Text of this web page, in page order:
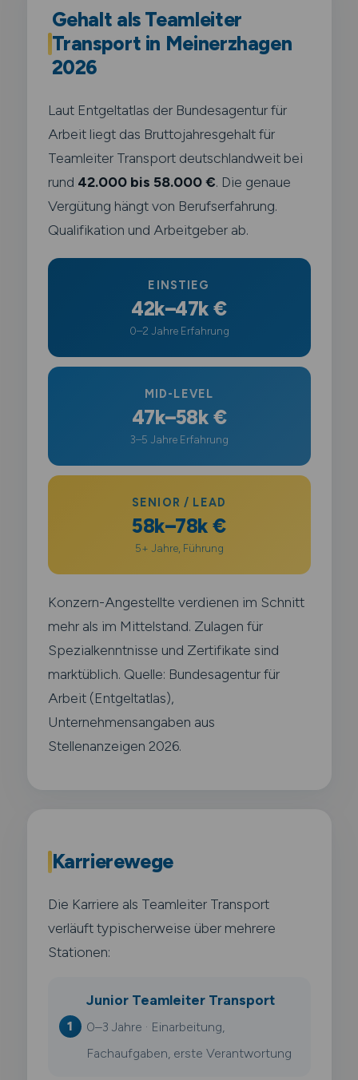
Gehalt als Teamleiter
Transport in Meinerzhagen
2026
Laut Entgeltatlas der Bundesagentur für
Arbeit liegt das Bruttojahresgehalt für
Teamleiter Transport deutschlandweit bei
rund 42.000 bis 58.000 €. Die genaue
Vergütung hängt von Berufserfahrung.
Qualifikation und Arbeitgeber ab.
EINSTIEG
42k–47k €
0–2 Jahre Erfahrung
MID-LEVEL
47k–58k €
3–5 Jahre Erfahrung
SENIOR / LEAD
58k–78k €
5+ Jahre, Führung
Konzern-Angestellte verdienen im Schnitt
mehr als im Mittelstand. Zulagen für
Spezialkenntnisse und Zertifikate sind
marktüblich. Quelle: Bundesagentur für
Arbeit (Entgeltatlas),
Unternehmensangaben aus
Stellenanzeigen 2026.
Karrierewege
Die Karriere als Teamleiter Transport
verläuft typischerweise über mehrere
Stationen:
Junior Teamleiter Transport
0–3 Jahre · Einarbeitung,
Fachaufgaben, erste Verantwortung